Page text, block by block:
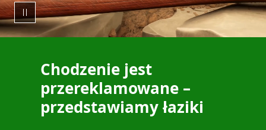
Chodzenie jest
przereklamowane –
przedstawiamy łaziki